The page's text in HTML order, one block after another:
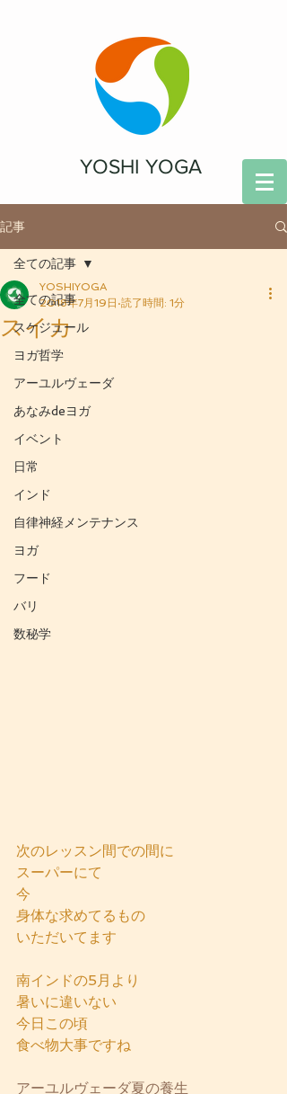
YOSHI YOGA
記事
全ての記事
スケジュール
ヨガ哲学
アーユルヴェーダ
あなみdeヨガ
イベント
日常
インド
自律神経メンテナンス
ヨガ
フード
バリ
数秘学
全ての記事
スイカ
YOSHIYOGA
2018年7月19日 読了時間: 1分
次のレッスン間での間に
スーパーにて
今
身体な求めてるもの
いただいてます
南インドの5月より
暑いに違いない
今日この頃
食べ物大事ですね
アーユルヴェーダ夏の養生